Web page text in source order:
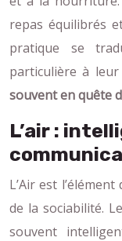
repas équilibrés
pratique se
particulière à
souvent en quête
L’air :
L’Air est
de la sociabilité.
souvent